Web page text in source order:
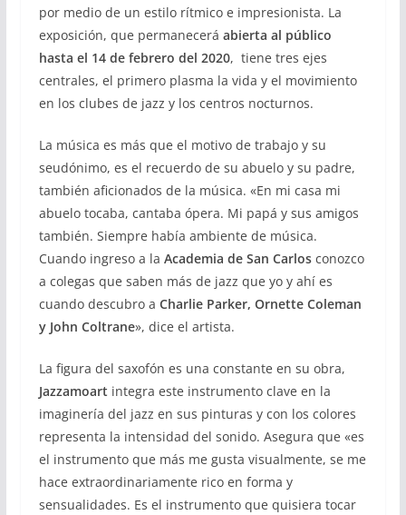
por medio de un estilo rítmico e impresionista. La
exposición, que permanecerá abierta al público
hasta el 14 de febrero del 2020, tiene tres ejes
centrales, el primero plasma la vida y el movimiento
en los clubes de jazz y los centros nocturnos.
La música es más que el motivo de trabajo y su
seudónimo, es el recuerdo de su abuelo y su padre,
también aficionados de la música. «En mi casa mi
abuelo tocaba, cantaba ópera. Mi papá y sus amigos
también. Siempre había ambiente de música.
Cuando ingreso a la Academia de San Carlosconozco
a colegas que saben más de jazz que yo y ahí es
cuando descubro a Charlie Parker, Ornette Coleman
y John Coltrane», dice el artista.
La figura del saxofón es una constante en su obra,
Jazzamoart integra este instrumento clave en la
imaginería del jazz en sus pinturas y con los colores
representa la intensidad del sonido. Asegura que «es
el instrumento que más me gusta visualmente, se me
hace extraordinariamente rico en forma y
sensualidades. Es el instrumento que quisiera tocar